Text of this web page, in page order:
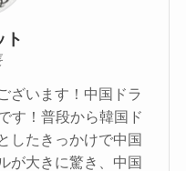
ト
ざいます！中国ドラ
す！普段から韓国ド
したきっかけで中国
が大きに驚き、中国